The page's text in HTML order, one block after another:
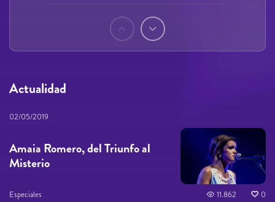
Actualidad
02/05/2019
Amaia Romero, del Triunfo al
Misterio
Especiales 11.862 0